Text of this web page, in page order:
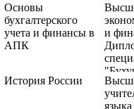
и
и
Основы
бухгалтерского
учета и финансы в
АПК
и
История России